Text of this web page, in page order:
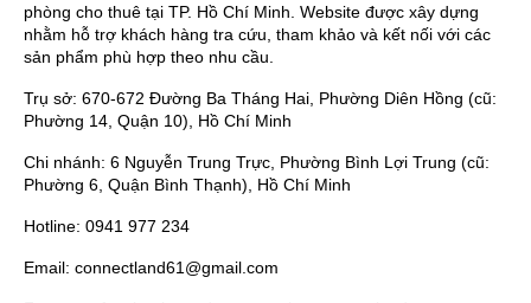
phòng cho thuê tại TP. Hồ Chí Minh. Website được xây dựng
nhằm hỗ trợ khách hàng tra cứu, tham khảo và kết nối với các
sản phẩm phù hợp theo nhu cầu.
Trụ sở: 670-672 Đường Ba Tháng Hai, Phường Diên Hồng (cũ:
Phường 14, Quận 10), Hồ Chí Minh
Chi nhánh: 6 Nguyễn Trung Trực, Phường Bình Lợi Trung (cũ:
Phường 6, Quận Bình Thạnh), Hồ Chí Minh
Hotline: 0941 977 234
Email: connectland61@gmail.com